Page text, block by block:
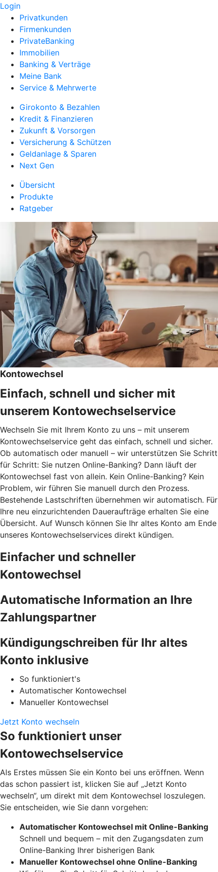
Login
Privatkunden
Firmenkunden
PrivateBanking
Immobilien
Banking & Verträge
Meine Bank
Service & Mehrwerte
Girokonto & Bezahlen
Kredit & Finanzieren
Zukunft & Vorsorgen
Versicherung & Schützen
Geldanlage & Sparen
Next Gen
Übersicht
Produkte
Ratgeber
Kontowechsel
Einfach, schnell und sicher mit
unserem Kontowechselservice
Wechseln Sie mit Ihrem Konto zu uns – mit unserem
Kontowechselservice geht das einfach, schnell und sicher.
Ob automatisch oder manuell – wir unterstützen Sie Schritt
für Schritt: Sie nutzen Online-Banking? Dann läuft der
Kontowechsel fast von allein. Kein Online-Banking? Kein
Problem, wir führen Sie manuell durch den Prozess.
Bestehende Lastschriften übernehmen wir automatisch. Für
Ihre neu einzurichtenden Daueraufträge erhalten Sie eine
Übersicht. Auf Wunsch können Sie Ihr altes Konto am Ende
unseres Kontowechselservices direkt kündigen.
Einfacher und schneller
Kontowechsel
Automatische Information an Ihre
Zahlungspartner
Kündigungschreiben für Ihr altes
Konto inklusive
So funktioniert's
Automatischer Kontowechsel
Manueller Kontowechsel
Jetzt Konto wechseln
So funktioniert unser
Kontowechselservice
Als Erstes müssen Sie ein Konto bei uns eröffnen. Wenn
das schon passiert ist, klicken Sie auf „Jetzt Konto
wechseln“, um direkt mit dem Kontowechsel loszulegen.
Sie entscheiden, wie Sie dann vorgehen:
Automatischer Kontowechsel mit Online-Banking
Schnell und bequem – mit den Zugangsdaten zum
Online-Banking Ihrer bisherigen Bank
Manueller Kontowechsel ohne Online-Banking